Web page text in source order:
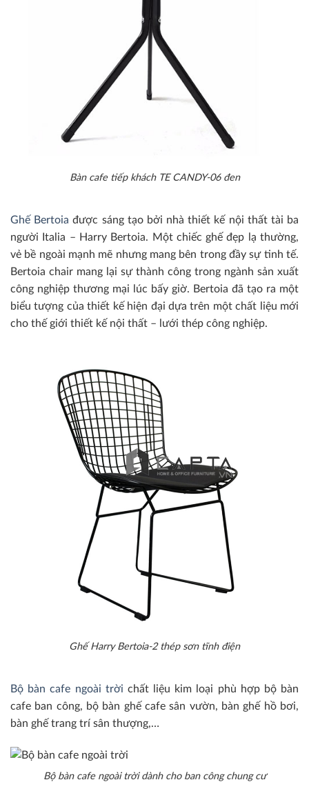
Bàn cafe tiếp khách TE CANDY-06 đen
Ghế Bertoia được sáng tạo bởi nhà thiết kế nội thất tài ba
người Italia – Harry Bertoia. Một chiếc ghế đẹp lạ thường,
vẻ bề ngoài mạnh mẽ nhưng mang bên trong đầy sự tinh tế.
Bertoia chair mang lại sự thành công trong ngành sản xuất
công nghiệp thương mại lúc bấy giờ. Bertoia đã tạo ra một
biểu tượng của thiết kế hiện đại dựa trên một chất liệu mới
cho thế giới thiết kế nội thất – lưới thép công nghiệp.
Ghế Harry Bertoia-2 thép sơn tĩnh điện
Bộ bàn cafe ngoài trời chất liệu kim loại phù hợp bộ bàn
cafe ban công, bộ bàn ghế cafe sân vườn, bàn ghế hồ bơi,
bàn ghế trang trí sân thượng,…
Bộ bàn cafe ngoài trời dành cho ban công chung cư